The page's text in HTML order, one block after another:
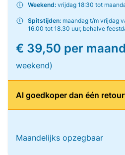
Weekend: vrijdag 18:30 tot
Spitstijden: maandag t/m vrijdag
16.00 tot 18.30 uur, behalve
€ 39,50 per maand
weekend)
Al goedkoper dan één
Maandelijks opzegbaar